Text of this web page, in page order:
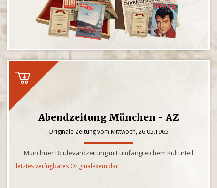
Abendzeitung München - AZ
Originale Zeitung vom Mittwoch, 26.05.1965
Münchner Boulevardzeitung mit umfangreichem Kulturteil
letztes verfügbares Originalexemplar!